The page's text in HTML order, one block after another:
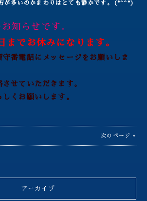
が多いのかまわりはとても静かです。(*^^*)
知らせです。
までお休みになります。
守番電話にメッセージをお願いしま
せていただきます。
くお願いします。
次のページ »
アーカイブ